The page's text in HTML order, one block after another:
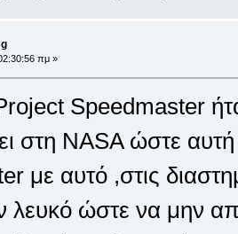
πμ »
Speedmaster
στη NASA ώστε αυτή
με αυτό ,στις
λευκό ώστε να μην